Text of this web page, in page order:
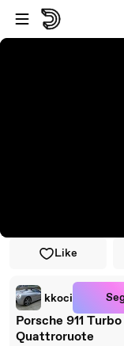
Vai al lettore
Passa al contenuto
Like
kkoci
Porsche 911
Quattroruote